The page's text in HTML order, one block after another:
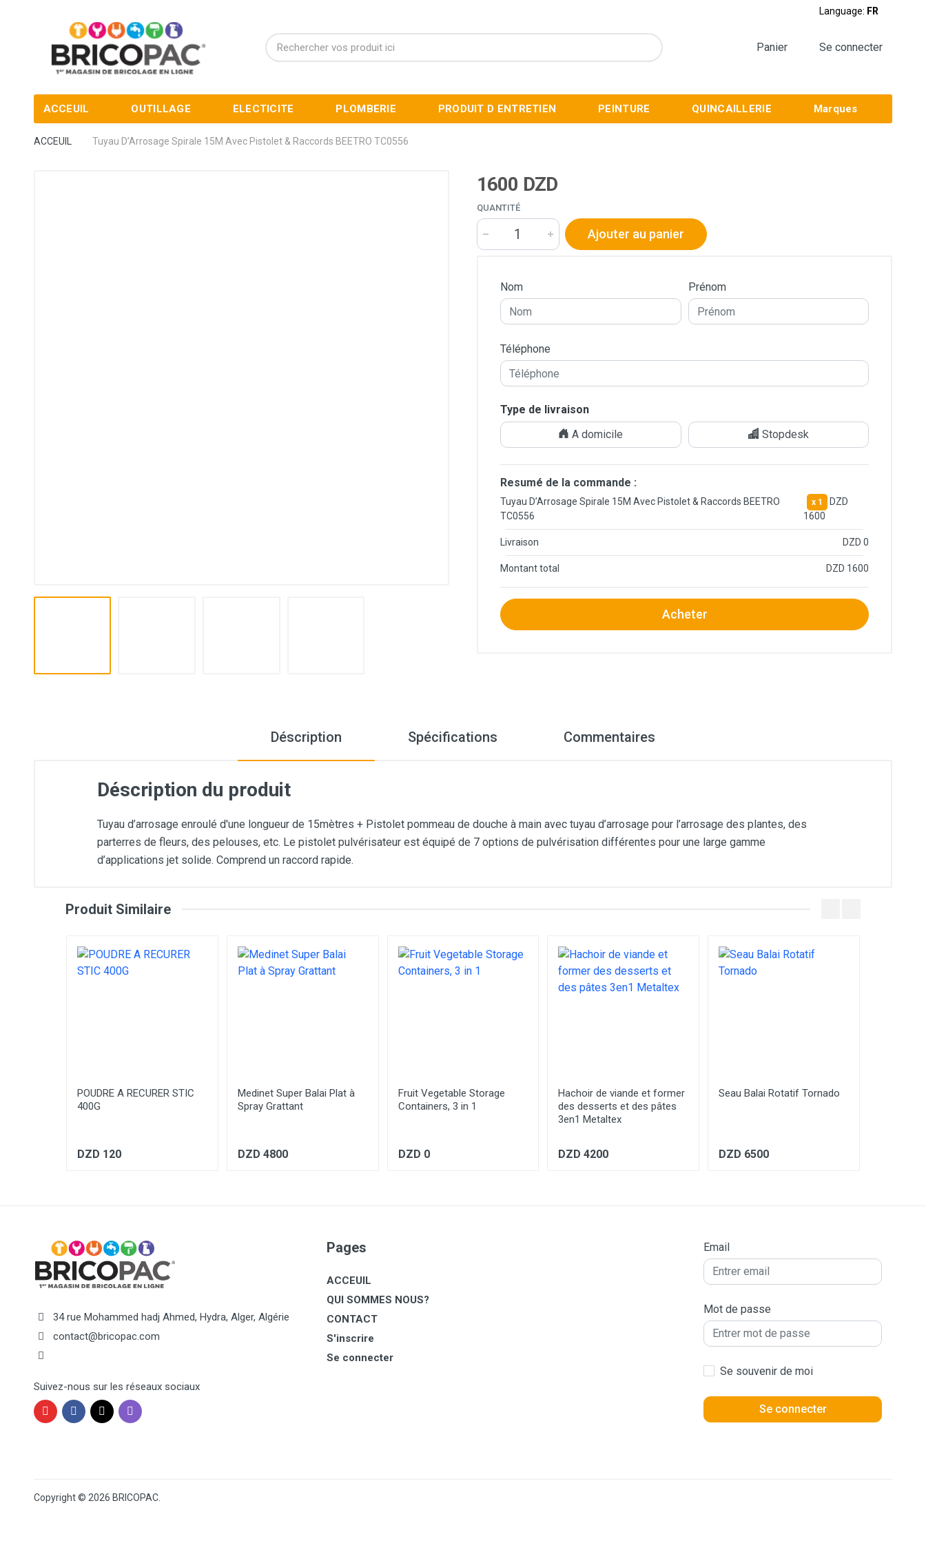
Language: FR
Panier Se connecter
ACCEUIL OUTILLAGE ELECTICITE PLOMBERIE PRODUIT D ENTRETIEN PEINTURE QUINCAILLERIE Marques
ACCEUIL Tuyau D’Arrosage Spirale 15M Avec Pistolet & Raccords BEETRO TC0556
1600 DZD
QUANTITÉ
Ajouter au panier
Nom Prénom
Téléphone
Type de livraison
A domicile
Stopdesk
Resumé de la commande :
Tuyau D’Arrosage Spirale 15M Avec Pistolet & Raccords BEETRO
TC0556
x 1
DZD
1600
Livraison DZD 0
Montant total DZD 1600
Acheter
Déscription Spécifications Commentaires
Déscription du produit
Tuyau d’arrosage enroulé d'une longueur de 15mètres + Pistolet pommeau de douche à main avec tuyau d’arrosage pour l’arrosage des plantes, des
parterres de fleurs, des pelouses, etc. Le pistolet pulvérisateur est équipé de 7 options de pulvérisation différentes pour une large gamme
d’applications jet solide. Comprend un raccord rapide.
Référence
Produit Similaire
POUDRE A RECURER STIC
400G
DZD 120
Medinet Super Balai Plat à
Spray Grattant
DZD 4800
Fruit Vegetable Storage
Containers, 3 in 1
DZD 0
Hachoir de viande et former
des desserts et des pâtes
3en1 Metaltex
DZD 4200
Seau Balai Rotatif Tornado
DZD 6500
34 rue Mohammed hadj Ahmed, Hydra, Alger, Algérie
contact@bricopac.com
Suivez-nous sur les réseaux sociaux
Pages
ACCEUIL
QUI SOMMES NOUS?
CONTACT
S'inscrire
Se connecter
Email
Mot de passe
Se souvenir de moi
Se connecter
Copyright © 2026 BRICOPAC.